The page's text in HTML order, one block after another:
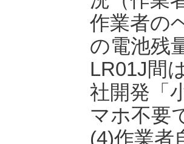
作業者の
の電池残
LR01J間
社開発「
マホ不要
(4)作業者